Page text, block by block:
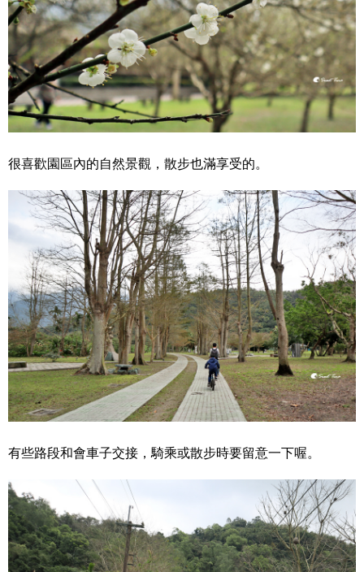
很喜歡園區內的自然景觀，散步也滿享受的。
有些路段和會車子交接，騎乘或散步時要留意一下喔。